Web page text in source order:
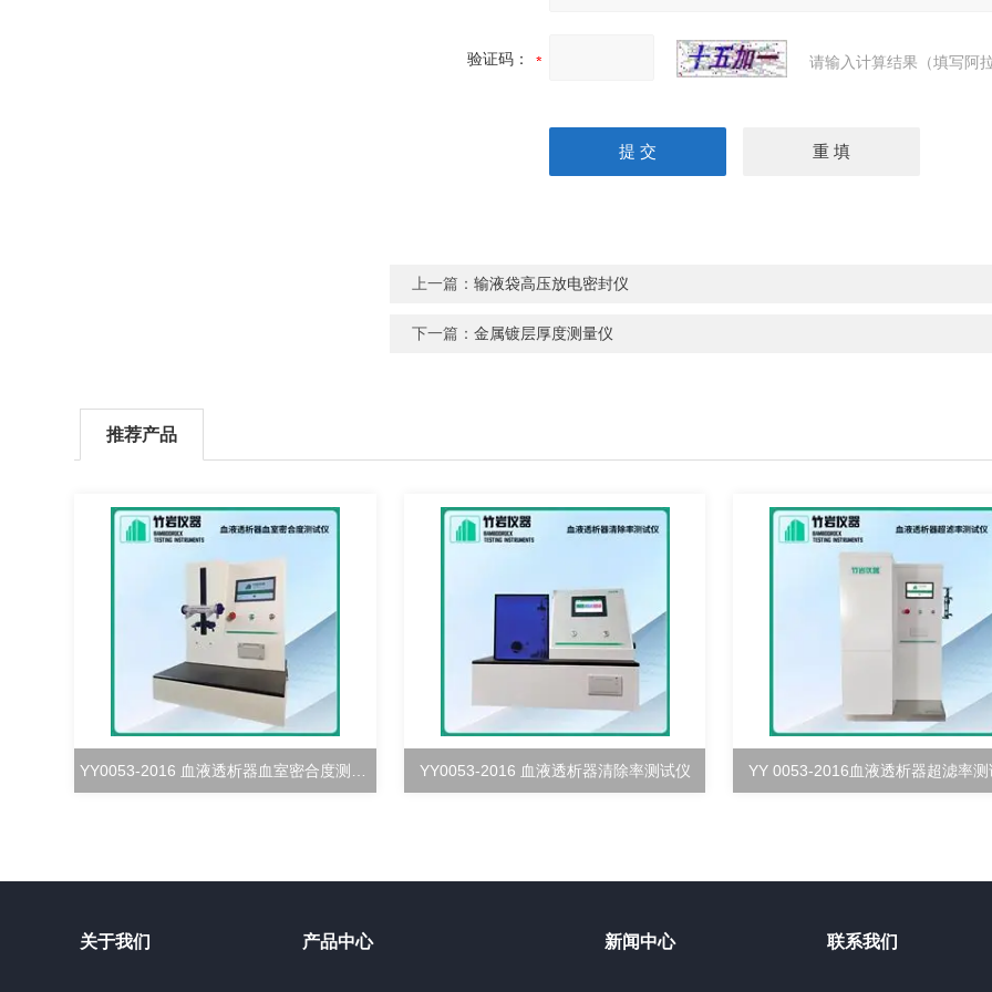
验证码： 请输入计算结果（填写阿
上一篇： 输液袋高压放电密封仪
下一篇： 金属镀层厚度测量仪
推荐产品
YY0053-2016 血液透析器清除率测试仪 YY 0053-2016血液透析器超滤率测
关于我们 产品中心 新闻中心 联系我们